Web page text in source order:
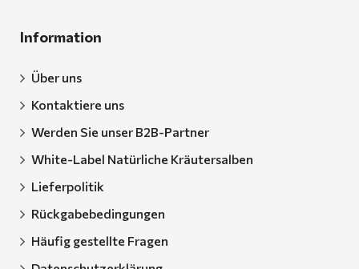
Information
Über uns
Kontaktiere uns
Werden Sie unser B2B-Partner
White-Label Natürliche Kräutersalben
Lieferpolitik
Rückgabebedingungen
Häufig gestellte Fragen